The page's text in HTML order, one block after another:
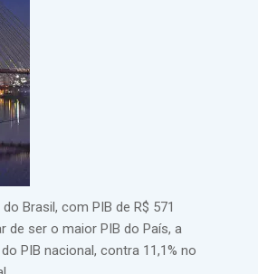
Brasil, com PIB de R$ 571
de ser o maior PIB do País, a
PIB nacional, contra 11,1% no